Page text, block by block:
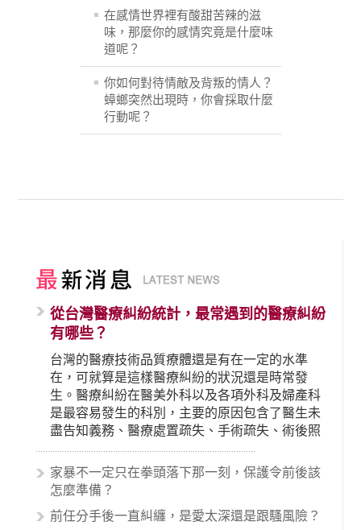
在感情世界裡有酸甜苦辣的滋
味，那麼你的感情究竟是什麼味
道呢？
你如何對待情敵及背叛的情人？
蟑螂突然出現時，你會採取什麼
行動呢？
從台灣醫療糾紛統計，最常遇到的醫療糾紛
有哪些？
台灣的醫療技術品質療體還是有在一定的水準
在，可就算是這樣醫療糾紛的狀況還是時常發
生。醫療糾紛在醫美外科以及各項外科及婦產科
是最容易發生的科別，主要的原因包含了醫生未
盡告知義務、醫療處置疏失、手術疏失、術後照
顧失當、醫療費用的收取。雖然醫學進步，但醫
生與病患之間引起的糾紛還是經常發生。很多案
例中最後都走向訴訟流程，我們如果不幸遇到相
的內容其實非常多，有些案例…
家暴不一定只在拳頭落下那一刻，保護令前後該
怎麼準備？
前任分手後一直糾纏，是愛太深還是跟騷風險？